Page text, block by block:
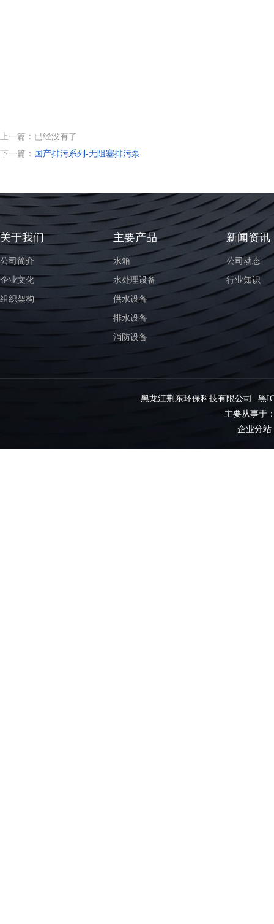
上一篇：已经没有了
下一篇： 国产排污系列-无阻塞排污泵
关于我们
公司简介
企业文化
组织架构
主要产品
水箱
水处理设备
供水设备
排水设备
消防设备
新闻资讯
公司动态
行业知识
黑龙江荆东环保科技有限公司
黑
主要从事于
企业分站